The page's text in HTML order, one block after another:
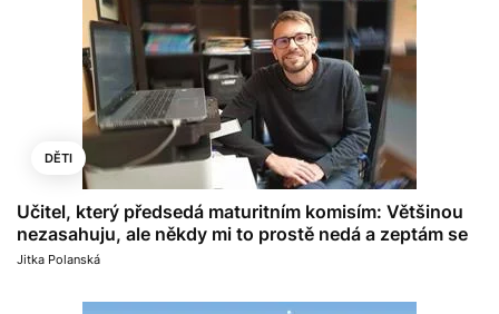
DĚTI
Učitel, který předsedá maturitním komisím: Většinou
nezasahuju, ale někdy mi to prostě nedá a zeptám se
Jitka Polanská